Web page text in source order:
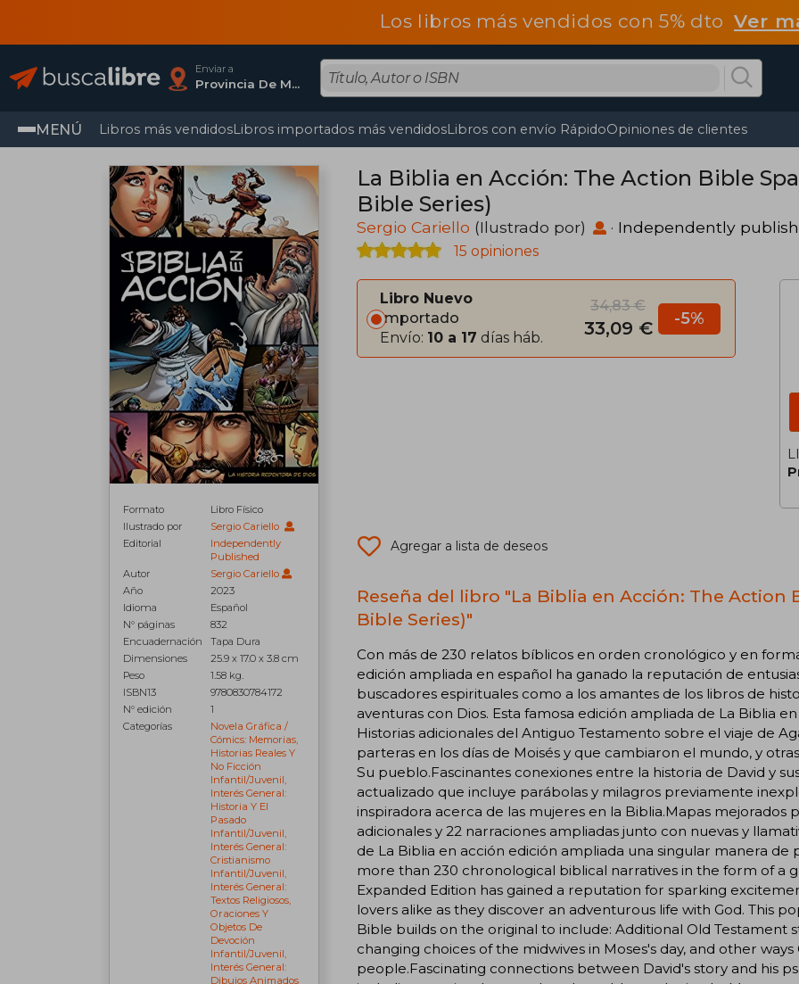
Los libros más vendidos con 5% dtoVer
Enviar a
Provincia De Madrid
MENÚ Libros más vendidosLibros importados más vendidosLibros con envío RápidoOpiniones de clientes
Formato
Libro Físico
Ilustrado por
Sergio Cariello
Editorial
Independently
Published
Autor
Sergio Cariello
Año
2023
Idioma
Español
N° páginas
832
Encuadernación
Tapa Dura
Dimensiones
25.9 x 17.0 x 3.8 cm
Peso
1.58 kg.
ISBN13
9780830784172
N° edición
1
Categorías
Novela Gráfica /
Cómics: Memorias,
Historias Reales Y
No Ficción
Infantil/juvenil,
Interés General:
Historia Y El
Pasado
Infantil/juvenil,
Interés General:
Cristianismo
Infantil/juvenil,
Interés General:
Textos Religiosos,
Oraciones Y
Objetos De
Devoción
Infantil/juvenil,
Interés General:
Dibujos Animados
La Biblia en Acción: The Action Bible
Bible Series)
Sergio Cariello (Ilustrado por) · Independently
15 opiniones
Libro Nuevo
Importado
Envío: 10 a 17 días háb.
34,83 €
33,09 € -5%
Agregar a lista de deseos
Reseña del libro "La Biblia en Acción: The Action
Bible Series)"
Con más de 230 relatos bíblicos en orden cronológico y en
edición ampliada en español ha ganado la reputación de
buscadores espirituales como a los amantes de los libros de
aventuras con Dios. Esta famosa edición ampliada de La Biblia
Historias adicionales del Antiguo Testamento sobre el viaje de
parteras en los días de Moisés y que cambiaron el mundo, y
Su pueblo.Fascinantes conexiones entre la historia de David y
actualizado que incluye parábolas y milagros previamente
inspiradora acerca de las mujeres en la Biblia.Mapas mejorados
adicionales y 22 narraciones ampliadas junto con nuevas y
de La Biblia en acción edición ampliada una singular manera de
more than 230 chronological biblical narratives in the form of a
Expanded Edition has gained a reputation for sparking
lovers alike as they discover an adventurous life with God. This
Bible builds on the original to include: Additional Old Testament
changing choices of the midwives in Moses's day, and other
people.Fascinating connections between David's story and his